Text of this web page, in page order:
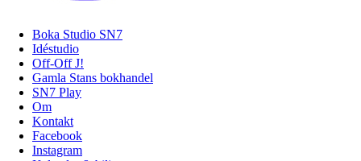
Boka Studio SN7
Idéstudio
Off-Off J!
Gamla Stans bokhandel
SN7 Play
Om
Kontakt
Facebook
Instagram